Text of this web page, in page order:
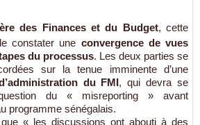
des Finances et du Budget, cette
constater une convergence de vues
du processus. Les deux parties se
sur la tenue imminente d’une
du FMI, qui devra se
du « misreporting » avant
programme sénégalais.
« les discussions ont abouti à des